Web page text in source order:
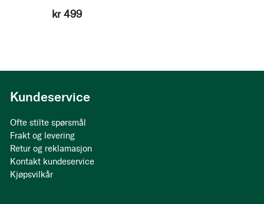
kr 499
Kundeservice
Ofte stilte spørsmål
Frakt og levering
Retur og reklamasjon
Kontakt kundeservice
Kjøpsvilkår